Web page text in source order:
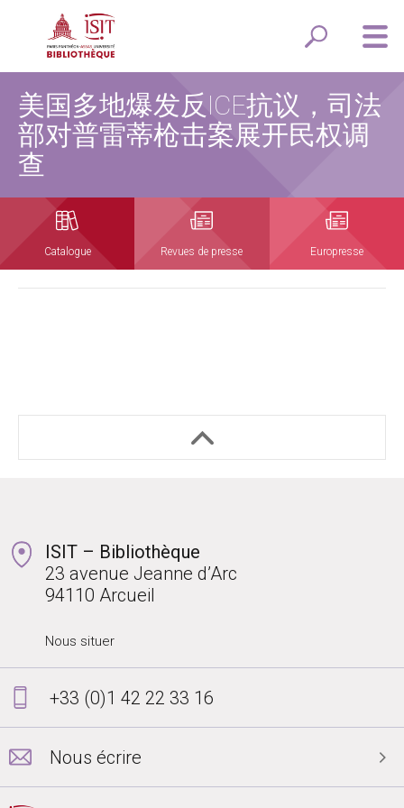
美国多地爆发反ICE抗议，司法
部对普雷蒂枪击案展开民权调
查
Catalogue Revues de presse Europresse
ISIT – Bibliothèque
23 avenue Jeanne d’Arc
94110 Arcueil
Nous situer
+33 (0)1 42 22 33 16
Nous écrire